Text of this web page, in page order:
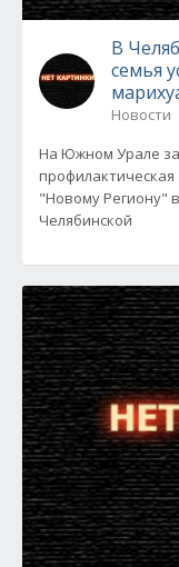
В
семья
Новости
На Южном Урале
"Новому Региону"
Челябинской